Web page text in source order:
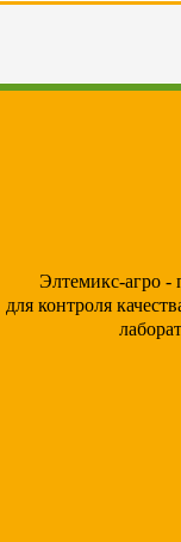
Элтемикс-агро -
для контроля